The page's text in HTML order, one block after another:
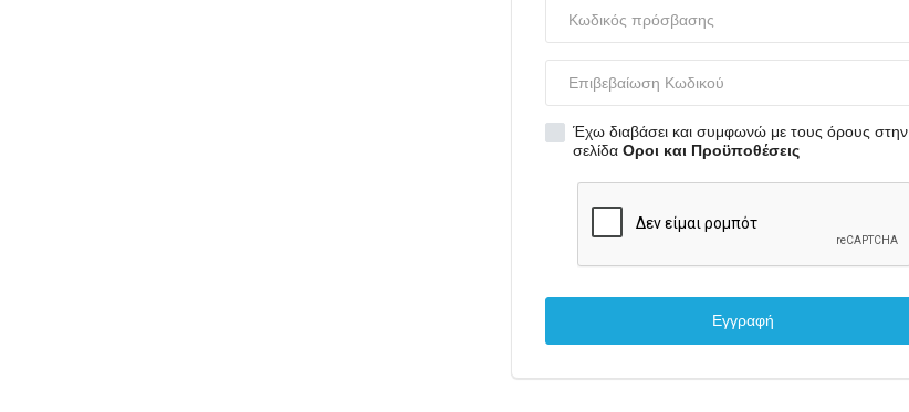
Έχω διαβάσει και συμφωνώ με τους όρους στην
σελίδαΟροι και Προϋποθέσεις
Εγγραφή